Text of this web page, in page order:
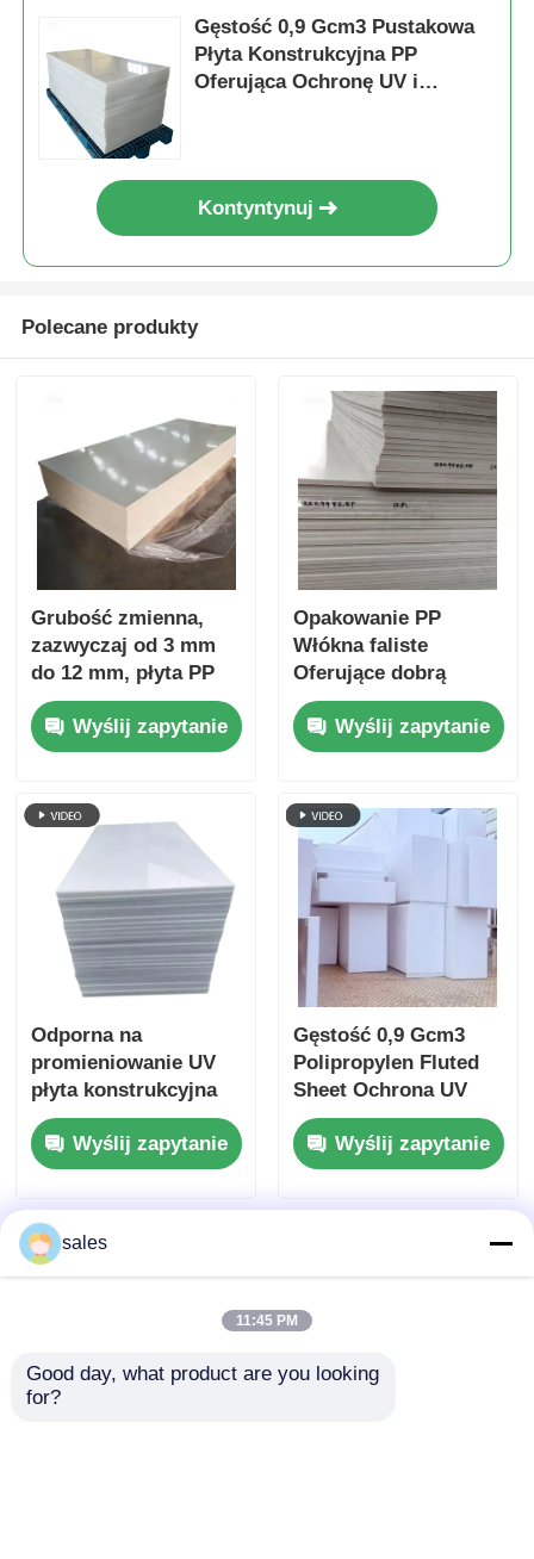
Gęstość 0,9 Gcm3 Pustakowa
Płyta Konstrukcyjna PP
Oferująca Ochronę UV i
Kontyntynuj
Polecane produkty
Grubość zmienna,
zazwyczaj od 3 mm
do 12 mm, płyta PP
falista z ochroną UV,
trwała, falista płyta z
tworzywa sztucznego
Wyślij zapytanie
Opakowanie PP
Włókna faliste
Oferujące dobrą
odporność na
warunki pogodowe
Trwałe Lekkie i
opakowań
ochronnych
Wyślij zapytanie
Odporna na
promieniowanie UV
płyta konstrukcyjna
PP komorowa 10mm
arkusz
polipropylenowy
Wyślij zapytanie
Gęstość 0,9 Gcm3
Polipropylen Fluted
Sheet Ochrona UV
lekkie, silne panele z
tworzyw sztucznych
do opakowań i
Wyślij zapytanie
sales
11:45 PM
Good day, what product are you looking
for?